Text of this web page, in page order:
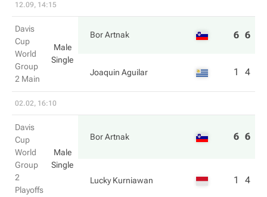
12.09, 14:15
Davis
Cup
World
Group
2 Main
Male
Single
Bor Artnak 6 6
Joaquin Aguilar 1 4
02.02, 16:10
Davis
Cup
World
Group
2
Playoffs
Male
Single
Bor Artnak 6 6
Lucky Kurniawan 1 4